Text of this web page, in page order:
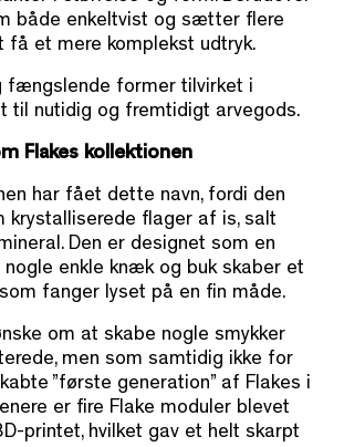
både enkeltvist og sætter flere
få et mere komplekst udtryk.
fængslende former tilvirket i
til nutidig og fremtidigt arvegods.
Flakes kollektionen
har fået dette navn, fordi den
krystalliserede flager af is, salt
Den er designet som en
nogle enkle knæk og buk skaber et
fanger lyset på en fin måde.
om at skabe nogle smykker
men som samtidig ikke for
”første generation” af Flakes i
er fire Flake moduler blevet
printet, hvilket gav et helt skarpt